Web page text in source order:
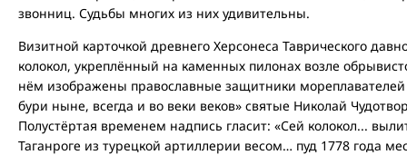
звонниц. Судьбы многих из них удивительны.
Визитной карточкой древнего Херсонеса Таврического
колокол, укреплённый на каменных пилонах возле
нём изображены православные защитники мореплавателей
бури ныне, всегда и во веки веков» святые Николай
Полустёртая временем надпись гласит: «Сей колокол...
Таганроге из турецкой артиллерии весом… пуд 1778 года